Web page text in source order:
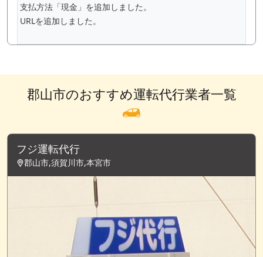
支払方法「現金」を追加しました。
URLを追加しました。
郡山市のおすすめ運転代行業者一覧
フジ運転代行
郡山市,須賀川市,本宮市